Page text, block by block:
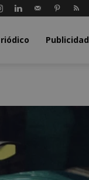
Publicidad